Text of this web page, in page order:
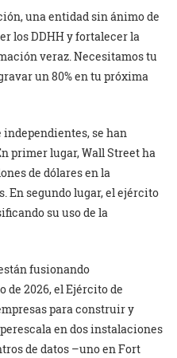
una entidad sin ánimo de
los DDHH y fortalecer la
veraz. Necesitamos tu
un 80% en tu próxima
se han
primer lugar, Wall Street ha
de dólares en la
En segundo lugar, el ejército
su uso de la
fusionando
de 2026, el Ejército de
para construir y
en dos instalaciones
de datos –uno en Fort